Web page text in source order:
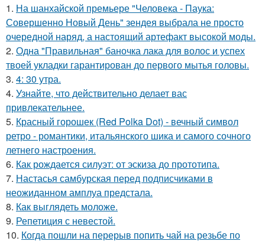
1. На шанхайской премьере "Человека - Паука:
Совершенно Новый День" зендея выбрала не просто
очередной наряд, а настоящий артефакт высокой моды.
2. Одна "Правильная" баночка лака для волос и успех
твоей укладки гарантирован до первого мытья головы.
3. 4: 30 утра.
4. Узнайте, что действительно делает вас
привлекательнее.
5. Красный горошек (Red Polka Dot) - вечный символ
ретро - романтики, итальянского шика и самого сочного
летнего настроения.
6. Как рождается силуэт: от эскиза до прототипа.
7. Настасья самбурская перед подписчиками в
неожиданном амплуа предстала.
8. Как выглядеть моложе.
9. Репетиция с невестой.
10. Когда пошли на перерыв попить чай на резьбе по